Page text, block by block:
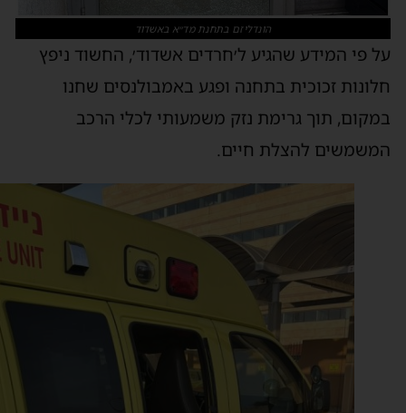
הונדליזם בתחנת מד״א באשדוד
פי המידע שהגיע ל׳חרדים אשדוד׳, החשוד ניפץ
זכוכית בתחנה ופגע באמבולנסים שחנו
תוך גרימת נזק משמעותי לכלי הרכב
להצלת חיים.